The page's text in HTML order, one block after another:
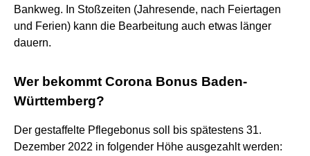
Bankweg. In Stoßzeiten (Jahresende, nach Feiertagen
und Ferien) kann die Bearbeitung auch etwas länger
dauern.
Wer bekommt Corona Bonus Baden-
Württemberg?
Der gestaffelte Pflegebonus soll bis spätestens 31.
Dezember 2022 in folgender Höhe ausgezahlt werden: